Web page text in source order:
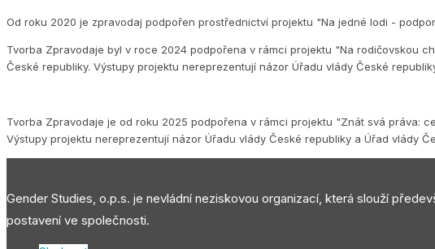
Od roku 2020 je zpravodaj podpořen prostřednictví projektu "Na jedné lodi -
Tvorba Zpravodaje byl v roce 2024 podpořena v rámci projektu "Na rodičovskou
České republiky. Výstupy projektu nereprezentují názor Úřadu vlády České
Tvorba Zpravodaje je od roku 2025 podpořena v rámci projektu "Znát svá práva:
Výstupy projektu nereprezentují názor Úřadu vlády České republiky a Úřad vlády
Gender Studies, o.p.s. je nevládní neziskovou organizací, která slouží
postavení ve společnosti.